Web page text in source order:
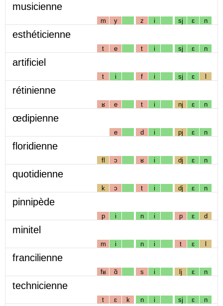
musicienne
m y z i sj ɛ n
esthéticienne
t e t i sj ɛ n
artificiel
t i f i sj ɛ l
rétinienne
ʁ e t i nj ɛ n
œdipienne
e d i pj ɛ n
floridienne
fl ɔ ʁ i dj ɛ n
quotidienne
k ɔ t i dj ɛ n
pinnipède
p i n i p ɛ d
minitel
m i n i t ɛ l
francilienne
fʁ ɑ̃ s i lj ɛ n
technicienne
t ɛ k n i sj ɛ n